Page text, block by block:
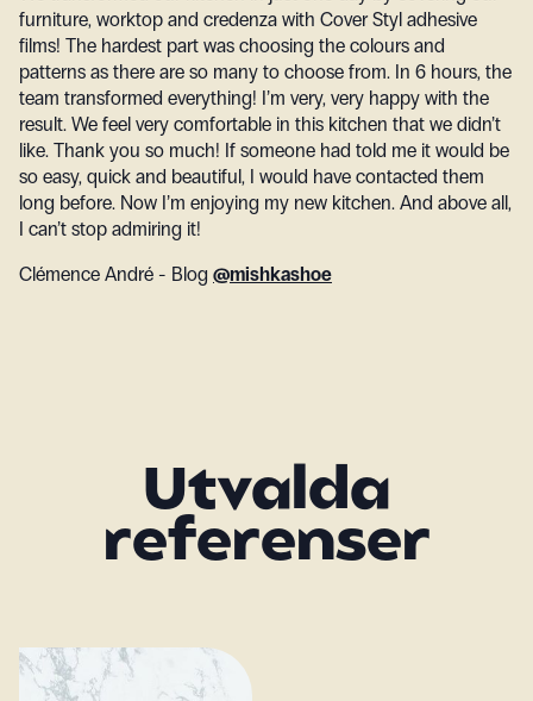
furniture, worktop and credenza with Cover Styl adhesive
films! The hardest part was choosing the colours and
patterns as there are so many to choose from. In 6 hours, the
team transformed everything! I’m very, very happy with the
result. We feel very comfortable in this kitchen that we didn’t
like. Thank you so much! If someone had told me it would be
so easy, quick and beautiful, I would have contacted them
long before. Now I’m enjoying my new kitchen. And above all,
I can’t stop admiring it!
Clémence André - Blog @mishkashoe
Utvalda
referenser